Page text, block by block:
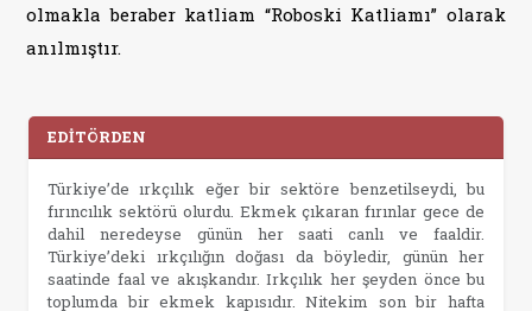
olmakla beraber katliam “Roboski Katliamı” olarak
anılmıştır.
EDİTÖRDEN
Türkiye’de ırkçılık eğer bir sektöre benzetilseydi, bu
fırıncılık sektörü olurdu. Ekmek çıkaran fırınlar gece de
dahil neredeyse günün her saati canlı ve faaldir.
Türkiye’deki ırkçılığın doğası da böyledir, günün her
saatinde faal ve akışkandır. Irkçılık her şeyden önce bu
toplumda bir ekmek kapısıdır. Nitekim son bir hafta